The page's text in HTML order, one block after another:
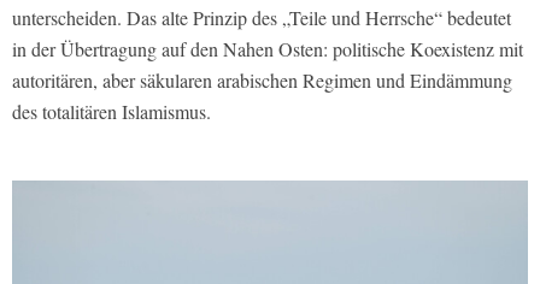
unterscheiden. Das alte Prinzip des „Teile und Herrsche“ bedeutet
in der Übertragung auf den Nahen Osten: politische Koexistenz mit
autoritären, aber säkularen arabischen Regimen und Eindämmung
des totalitären Islamismus.